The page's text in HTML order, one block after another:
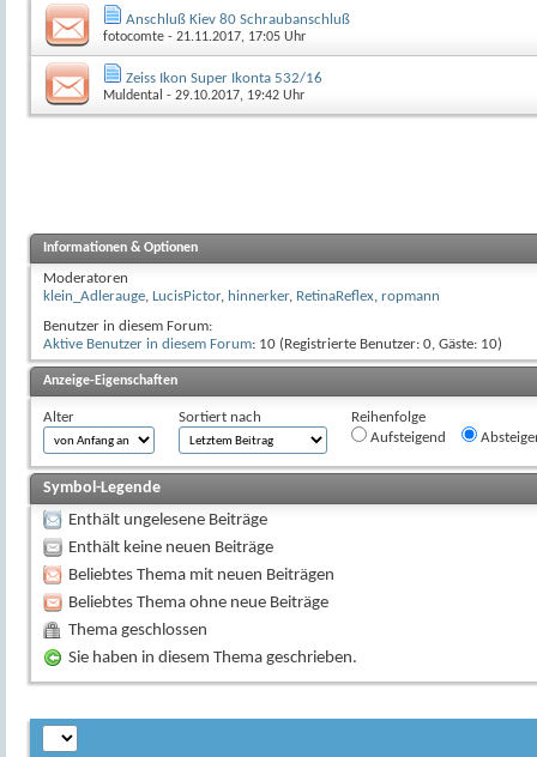
Anschluß Kiev 80 Schraubanschluß
fotocomte - 21.11.2017, 17:05 Uhr
Zeiss Ikon Super Ikonta 532/16
Muldental - 29.10.2017, 19:42 Uhr
Informationen & Optionen
Moderatoren
klein_Adlerauge, LucisPictor, hinnerker, RetinaReflex, ropmann
Benutzer in diesem Forum:
Aktive Benutzer in diesem Forum: 10 (Registrierte Benutzer: 0, Gäste: 10)
Anzeige-Eigenschaften
Alter Sortiert nach
Reihenfolge
Aufsteigend
Symbol-Legende
Enthält ungelesene Beiträge
Enthält keine neuen Beiträge
Beliebtes Thema mit neuen Beiträgen
Beliebtes Thema ohne neue Beiträge
Thema geschlossen
Sie haben in diesem Thema geschrieben.